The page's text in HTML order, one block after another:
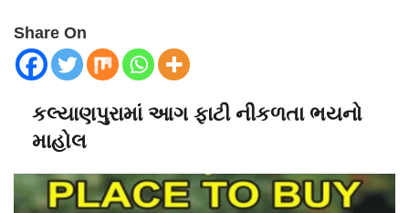
Share On
કલ્યાણપુરામાં આગ ફાટી નીકળતા ભયનો
માહોલ